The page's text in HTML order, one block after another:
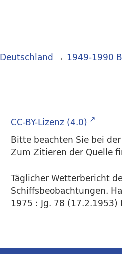
Deutschland → 1949-1990
CC-BY-Lizenz (4.0)
Bitte beachten Sie bei
Zum Zitieren der Quelle
Täglicher Wetterbericht
Schiffsbeobachtungen.
1975 : Jg. 78 (17.2.1953)